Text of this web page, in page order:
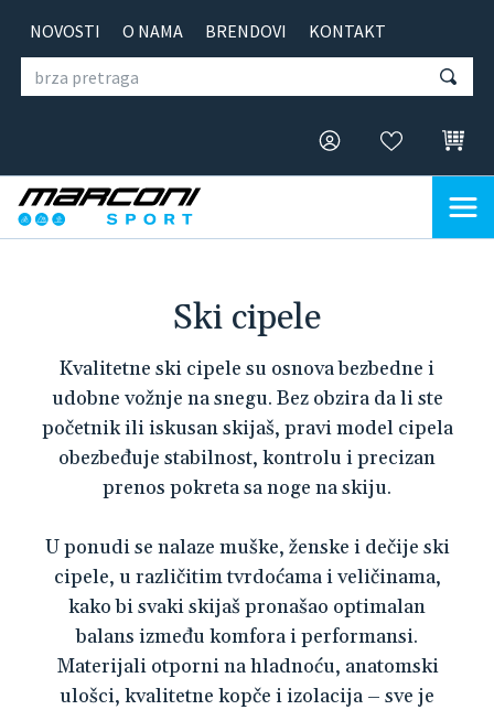
NOVOSTI O NAMA BRENDOVI KONTAKT
Ski cipele
Kvalitetne ski cipele su osnova bezbedne i
udobne vožnje na snegu. Bez obzira da li ste
početnik ili iskusan skijaš, pravi model cipela
obezbeđuje stabilnost, kontrolu i precizan
prenos pokreta sa noge na skiju.
U ponudi se nalaze muške, ženske i dečije ski
cipele, u različitim tvrdoćama i veličinama,
kako bi svaki skijaš pronašao optimalan
balans između komfora i performansi.
Materijali otporni na hladnoću, anatomski
ulošci, kvalitetne kopče i izolacija – sve je